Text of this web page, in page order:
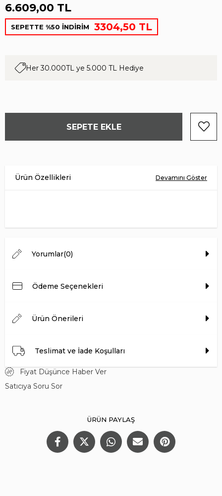
6.609,00 TL
SEPETTE %50 İNDİRİM 3304,50 TL
Her 30.000TL ye 5.000 TL Hediye
Yorumlar(0)
Ödeme Seçenekleri
Ürün Önerileri
Teslimat ve İade Koşulları
Fiyat Düşünce Haber Ver
Satıcıya Soru Sor
ÜRÜN PAYLAŞ